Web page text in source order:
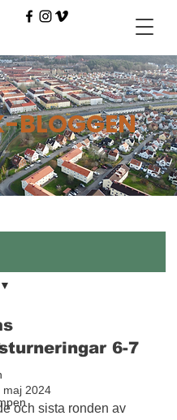
BLOGGEN
6-7
maj 2024
och sista ronden av